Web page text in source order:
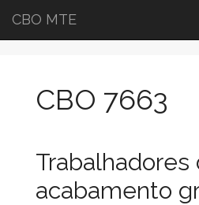
CBO MTE
CBO 7663
Trabalhadores
acabamento